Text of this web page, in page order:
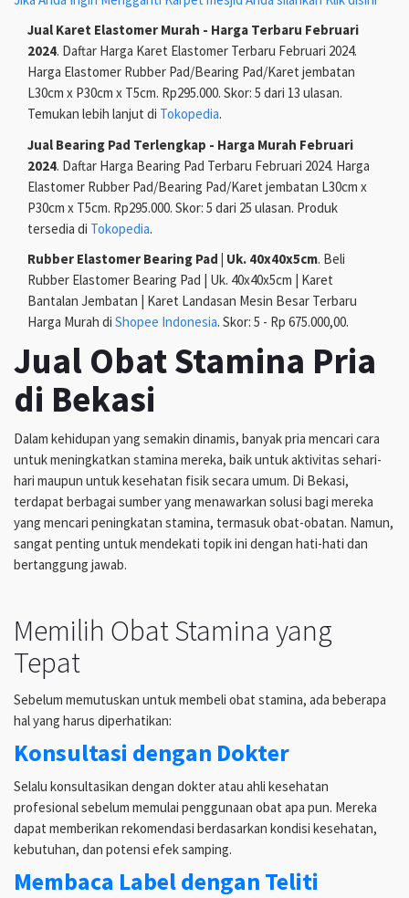
Jual Karet Elastomer Murah - Harga Terbaru Februari
2024. Daftar Harga Karet Elastomer Terbaru Februari 2024.
Harga Elastomer Rubber Pad/Bearing Pad/Karet jembatan
L30cm x P30cm x T5cm. Rp295.000. Skor: 5 dari 13 ulasan.
Temukan lebih lanjut di Tokopedia.
Jual Bearing Pad Terlengkap - Harga Murah Februari
2024. Daftar Harga Bearing Pad Terbaru Februari 2024. Harga
Elastomer Rubber Pad/Bearing Pad/Karet jembatan L30cm x
P30cm x T5cm. Rp295.000. Skor: 5 dari 25 ulasan. Produk
tersedia di Tokopedia.
Rubber Elastomer Bearing Pad | Uk. 40x40x5cm. Beli
Rubber Elastomer Bearing Pad | Uk. 40x40x5cm | Karet
Bantalan Jembatan | Karet Landasan Mesin Besar Terbaru
Harga Murah di Shopee Indonesia. Skor: 5 - Rp 675.000,00.
Jual Obat Stamina Pria
di Bekasi
Dalam kehidupan yang semakin dinamis, banyak pria mencari cara
untuk meningkatkan stamina mereka, baik untuk aktivitas sehari-
hari maupun untuk kesehatan fisik secara umum. Di Bekasi,
terdapat berbagai sumber yang menawarkan solusi bagi mereka
yang mencari peningkatan stamina, termasuk obat-obatan. Namun,
sangat penting untuk mendekati topik ini dengan hati-hati dan
bertanggung jawab.
Memilih Obat Stamina yang
Tepat
Sebelum memutuskan untuk membeli obat stamina, ada beberapa
hal yang harus diperhatikan:
Konsultasi dengan Dokter
Selalu konsultasikan dengan dokter atau ahli kesehatan
profesional sebelum memulai penggunaan obat apa pun. Mereka
dapat memberikan rekomendasi berdasarkan kondisi kesehatan,
kebutuhan, dan potensi efek samping.
Membaca Label dengan Teliti